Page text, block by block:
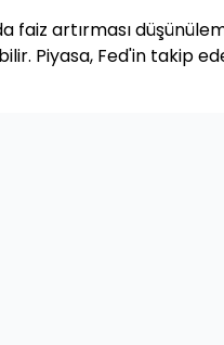
faiz artırması
Piyasa, Fed'in takip